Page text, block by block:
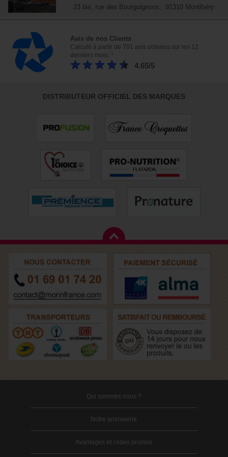
23 bis, rue des Bourguignons, 91310 Montlhéry
Avis de nos Clients
Calculé à partir de 701 avis obtenus sur les 12
derniers mois. *
4.65/5
DISTRIBUTEUR OFFICIEL DES MARQUES
Qui sommes nous ?
Notre animalerie
Avantages et codes promos